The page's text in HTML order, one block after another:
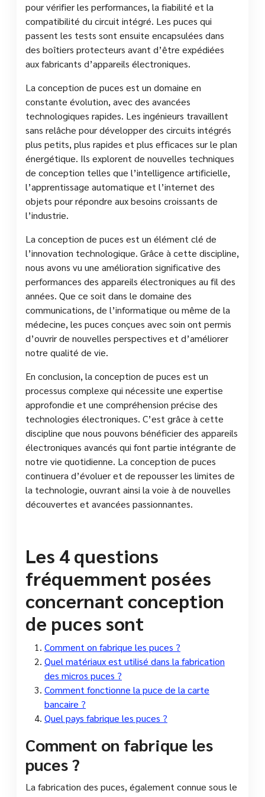
pour vérifier les performances, la fiabilité et la
compatibilité du circuit intégré. Les puces qui
passent les tests sont ensuite encapsulées dans
des boîtiers protecteurs avant d’être expédiées
aux fabricants d’appareils électroniques.
La conception de puces est un domaine en
constante évolution, avec des avancées
technologiques rapides. Les ingénieurs travaillent
sans relâche pour développer des circuits intégrés
plus petits, plus rapides et plus efficaces sur le plan
énergétique. Ils explorent de nouvelles techniques
de conception telles que l’intelligence artificielle,
l’apprentissage automatique et l’internet des
objets pour répondre aux besoins croissants de
l’industrie.
La conception de puces est un élément clé de
l’innovation technologique. Grâce à cette discipline,
nous avons vu une amélioration significative des
performances des appareils électroniques au fil des
années. Que ce soit dans le domaine des
communications, de l’informatique ou même de la
médecine, les puces conçues avec soin ont permis
d’ouvrir de nouvelles perspectives et d’améliorer
notre qualité de vie.
En conclusion, la conception de puces est un
processus complexe qui nécessite une expertise
approfondie et une compréhension précise des
technologies électroniques. C’est grâce à cette
discipline que nous pouvons bénéficier des appareils
électroniques avancés qui font partie intégrante de
notre vie quotidienne. La conception de puces
continuera d’évoluer et de repousser les limites de
la technologie, ouvrant ainsi la voie à de nouvelles
découvertes et avancées passionnantes.
Les 4 questions
fréquemment posées
concernant conception
de puces sont
Comment on fabrique les puces ?
Quel matériaux est utilisé dans la fabrication
des micros puces ?
Comment fonctionne la puce de la carte
bancaire ?
Quel pays fabrique les puces ?
Comment on fabrique les
puces ?
La fabrication des puces, également connue sous le